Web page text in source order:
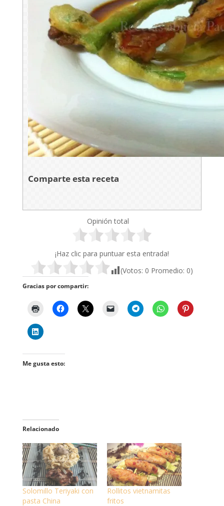
Comparte esta receta
Opinión total
¡Haz clic para puntuar esta entrada!
(Votos: 0 Promedio: 0)
Gracias por compartir:
Me gusta esto:
Relacionado
Solomillo Teriyaki con
pasta China
Rollitos vietnamitas
fritos